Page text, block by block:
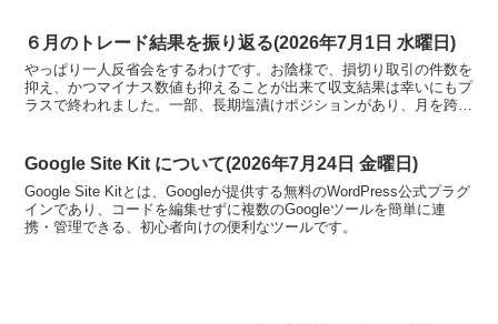
６月のトレード結果を振り返る(2026年7月1日 水曜日)
やっぱり一人反省会をするわけです。お陰様で、損切り取引の件数を
抑え、かつマイナス数値も抑えることが出来て収支結果は幸いにもプ
ラスで終われました。一部、長期塩漬けポジションがあり、月を跨い
Google Site Kit について(2026年7月24日 金曜日)
Google Site Kitとは、Googleが提供する無料のWordPress公式プラグ
インであり、コードを編集せずに複数のGoogleツールを簡単に連
携・管理できる、初心者向けの便利なツールです。